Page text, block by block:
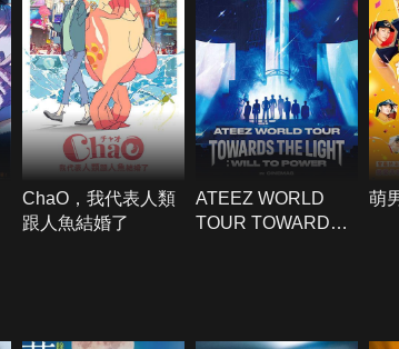
ChaO，我代表人類
跟人魚結婚了
ATEEZ WORLD
TOUR TOWARDS
萌